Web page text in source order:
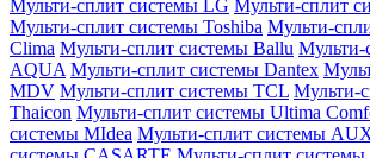
Мульти-сплит системы LG Мульти-сплит
Мульти-сплит системы Toshiba Мульти-
Clima Мульти-сплит системы Ballu Мульти-
AQUA Мульти-сплит системы Dantex
MDV Мульти-сплит системы TCL Мульти-
Thaicon Мульти-сплит системы Ultima
системы MIdea Мульти-сплит системы